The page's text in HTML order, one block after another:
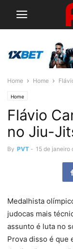
Home Home
Home
Flávio
no Jiu-
By PVT - 15 de janeiro
Medalhista
judocas mais
assunto é luta no
Prova disso é que